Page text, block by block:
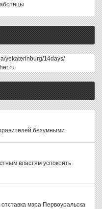
yekaterinburg/14days/
безумными
властям успокоить
мэра Первоуральска